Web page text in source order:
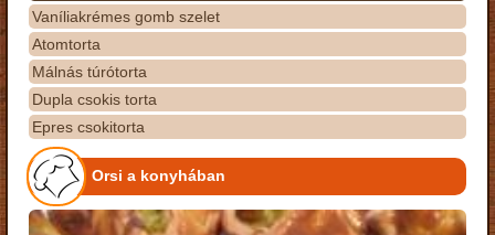
Vaníliakrémes gomb szelet
Atomtorta
Málnás túrótorta
Dupla csokis torta
Epres csokitorta
Orsi a konyhában